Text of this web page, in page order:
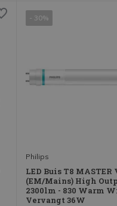
- 30%
Philips
LED Buis T8 MASTER
(EM/Mains) High
2300lm - 830 Warm
Vervangt 36W